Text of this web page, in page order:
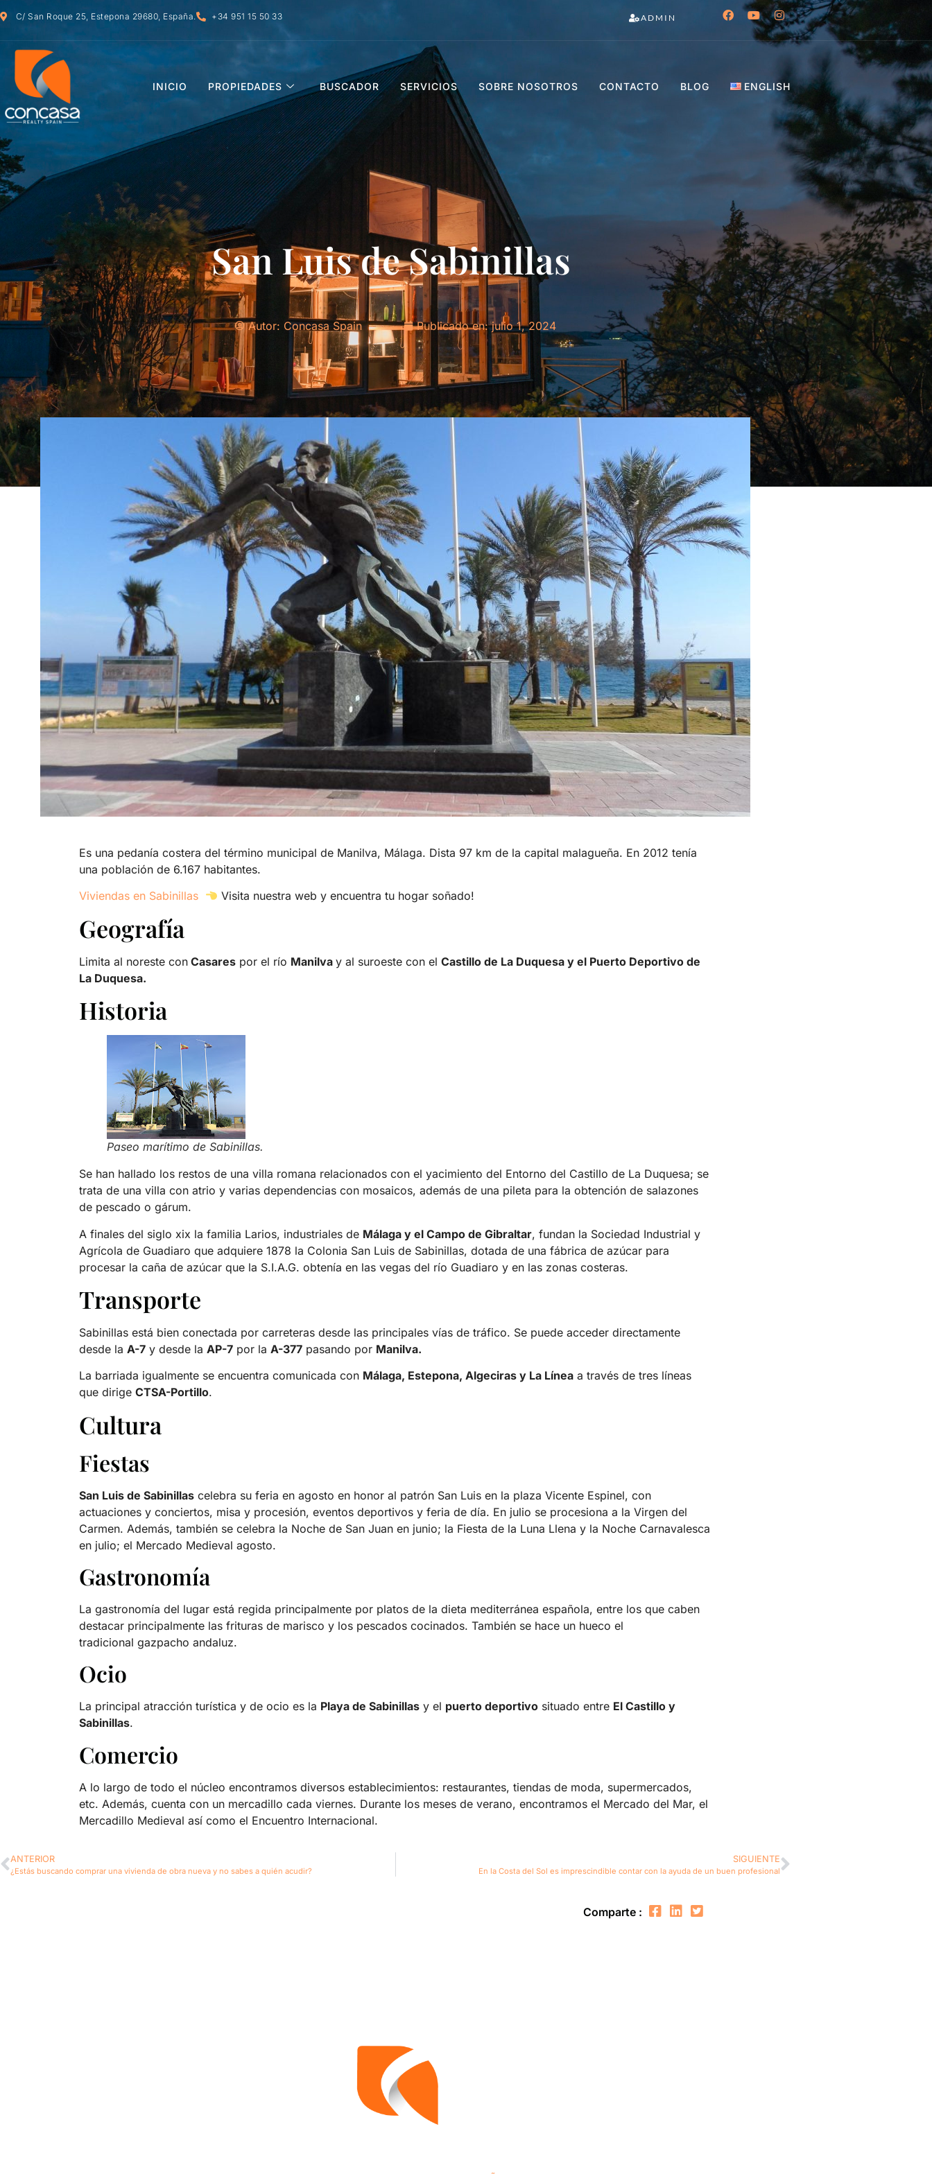
C/ San Roque 25, Estepona 29680, España. +34 951 15 50 33 ADMIN
INICIO PROPIEDADES BUSCADOR SERVICIOS SOBRE NOSOTROS CONTACTO BLOG ENGLISH
San Luis de Sabinillas
Autor: Concasa Spain Publicado en:julio 1, 2024
Es una pedanía costera del término municipal de Manilva, Málaga. Dista 97 km de la capital malagueña. En 2012 tenía
una población de 6.167 habitantes.
Viviendas en Sabinillas
Visita nuestra web y encuentra tu hogar soñado!​
Geografía
Limita al noreste con Casares por el río Manilva y al suroeste con el Castillo de La Duquesa y el Puerto Deportivo de
La Duquesa.
Historia
Paseo marítimo de Sabinillas.
Se han hallado los restos de una villa romana relacionados con el yacimiento del Entorno del Castillo de La Duquesa; se
trata de una villa con atrio y varias dependencias con mosaicos, además de una pileta para la obtención de salazones
de pescado o gárum.
A finales del siglo xix la familia Larios, industriales de Málaga y el Campo de Gibraltar, fundan la Sociedad Industrial y
Agrícola de Guadiaro que adquiere 1878 la Colonia San Luis de Sabinillas, dotada de una fábrica de azúcar para
procesar la caña de azúcar que la S.I.A.G. obtenía en las vegas del río Guadiaro y en las zonas costeras.​
Transporte
Sabinillas está bien conectada por carreteras desde las principales vías de tráfico. Se puede acceder directamente
desde la A-7 y desde la AP-7 por la A-377 pasando por Manilva.
La barriada igualmente se encuentra comunicada con Málaga, Estepona, Algeciras y La Línea a través de tres líneas
que dirige CTSA-Portillo.
Cultura
Fiestas
San Luis de Sabinillas celebra su feria en agosto en honor al patrón San Luis en la plaza Vicente Espinel, con
actuaciones y conciertos, misa y procesión, eventos deportivos y feria de día.​ En julio se procesiona a la Virgen del
Carmen. Además, también se celebra la Noche de San Juan en junio; la Fiesta de la Luna Llena y la Noche Carnavalesca
en julio; el Mercado Medieval agosto.
Gastronomía
La gastronomía del lugar está regida principalmente por platos de la dieta mediterránea española, entre los que caben
destacar principalmente las frituras de marisco y los pescados cocinados. También se hace un hueco el
tradicional gazpacho andaluz.
Ocio
La principal atracción turística y de ocio es la Playa de Sabinillas y el puerto deportivo situado entre El Castillo y
Sabinillas.
Comercio
A lo largo de todo el núcleo encontramos diversos establecimientos: restaurantes, tiendas de moda, supermercados,
etc. Además, cuenta con un mercadillo cada viernes. Durante los meses de verano, encontramos el Mercado del Mar, el
Mercadillo Medieval así como el Encuentro Internacional.
ANTERIOR
¿Estás buscando comprar una vivienda de obra nueva y no sabes a quién acudir?
SIGUIENTE
En la Costa del Sol es imprescindible contar con la ayuda de un buen profesional
Comparte :